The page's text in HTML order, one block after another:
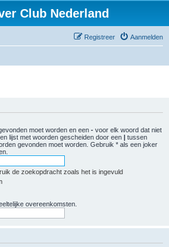
Club Nederland
Aanmelden
Registreer
moet worden en een - voor elk woord dat niet
lijst met woorden gescheiden door een | tussen
gevonden moet worden. Gebruik * als een joker
de zoekopdracht zoals het is ingevuld
overeenkomsten.